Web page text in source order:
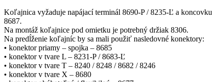
Koľajnica vyžaduje napájací terminál 8690-P / 8235-Ľ a koncovku
8687.
Na montáž koľajnice pod omietku je potrebný držiak 8306.
Na predĺženie koľajníc by sa mali použiť nasledovné konektory:
• konektor priamy – spojka – 8685
• konektor v tvare L – 8231-P / 8683-Ľ
• konektor v tvare T – 8240 / 8248 / 8682 / 8246
• konektor v tvare X – 8680